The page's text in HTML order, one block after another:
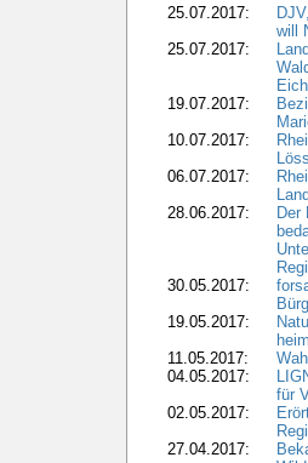
25.07.2017:
will
25.07.2017:
19.07.2017:
10.07.2017:
06.07.2017:
28.06.2017:
Der
30.05.2017:
19.05.2017:
11.05.2017:
04.05.2017:
für
02.05.2017:
27.04.2017: